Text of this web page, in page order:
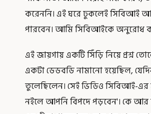
করেননি। এই ঘরে ঢুকলেই সিবিআই
পারবেন। আমি সিবিআইকে অনুরোধ
এই জায়গায় একটি সিঁড়ি নিয়ে প্রশ্ন
একটা ডেডবডি নামানো হয়েছিল,
তুলেছিলেন। সেই ভিডিও সিবিআই-এর
নইলে আপনি বিপদে পড়বেন'। কে আর